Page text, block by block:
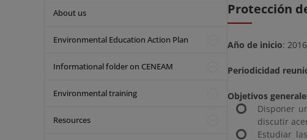
About us
Environmental Education Action Plan
Informational folder on CENEAM
Environmental training
Resources
Protección
Año de inicio: 2016
Periodicidad
Objetivos
Disponer
discutir
Estudiar